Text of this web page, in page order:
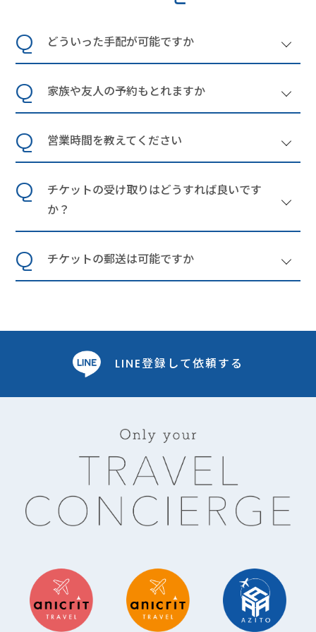
Q どういった手配が可能ですか
Q 家族や友人の予約もとれますか
Q 営業時間を教えてください
Q
チケットの受け取りはどうすれば良いです
か？
Q チケットの郵送は可能ですか
LINE登録して依頼する